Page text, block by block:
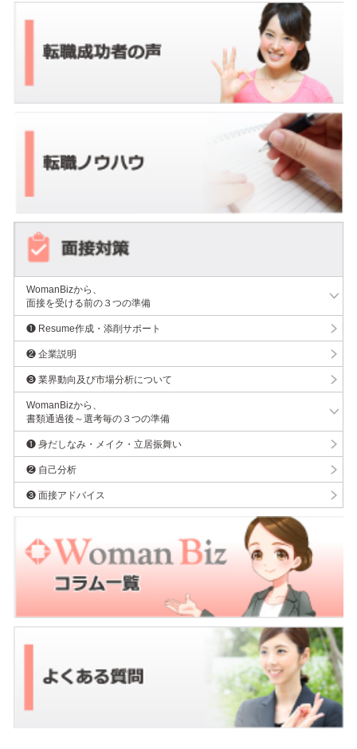
WomanBizから、
面接を受ける前の３つの準備
❶ Resume作成・添削サポート
❷ 企業説明
❸ 業界動向及び市場分析について
WomanBizから、
書類通過後～選考毎の３つの準備
❶ 身だしなみ・メイク・立居振舞い
❷ 自己分析
❸ 面接アドバイス